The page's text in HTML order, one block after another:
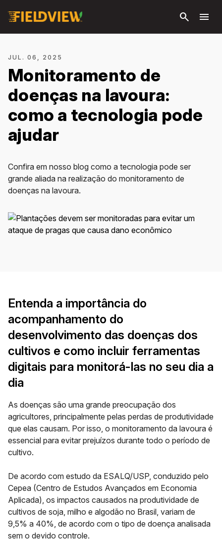
principal
search menu
JUL. 06, 2025
Monitoramento de
doenças na lavoura:
como a tecnologia pode
ajudar
Confira em nosso blog como a tecnologia pode ser
grande aliada na realização do monitoramento de
doenças na lavoura.
Entenda a importância do
acompanhamento do
desenvolvimento das doenças dos
cultivos e como incluir ferramentas
digitais para monitorá-las no seu dia a
dia
As doenças são uma grande preocupação dos
agricultores, principalmente pelas perdas de produtividade
que elas causam. Por isso, o monitoramento da lavoura é
essencial para evitar prejuízos durante todo o período de
cultivo.
De acordo com estudo da ESALQ/USP, conduzido pelo
Cepea (Centro de Estudos Avançados em Economia
Aplicada), os impactos causados na produtividade de
cultivos de soja, milho e algodão no Brasil, variam de
9,5% a 40%, de acordo com o tipo de doença analisada
sem o devido controle.